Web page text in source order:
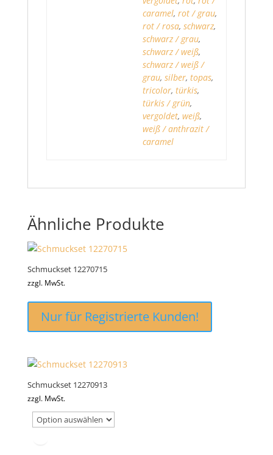
caramel, rot / grau,
rot / rosa, schwarz,
schwarz / grau,
schwarz / weiß,
schwarz / weiß /
grau, silber, topas,
tricolor, türkis,
türkis / grün,
vergoldet, weiß,
weiß / anthrazit /
caramel
Ähnliche Produkte
Schmuckset 12270715
zzgl. MwSt.
Nur für Registrierte Kunden!
Schmuckset 12270913
zzgl. MwSt.